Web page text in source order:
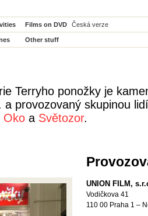
Films on DVD Česká verze
Other stuff
Terryho ponožky je
a provozovaný skupinou
Oko a Světozor.
UNION FILM,
Vodičkova 41
110 00 Praha 1 –